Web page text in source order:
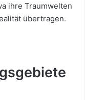
ihre Traumwelten
übertragen.